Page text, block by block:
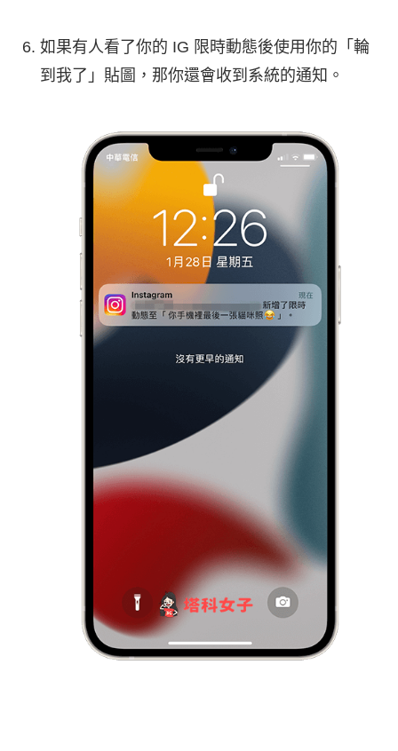
如果有人看了你的 IG 限時動態後使用你的「輪
到我了」貼圖，那你還會收到系統的通知。